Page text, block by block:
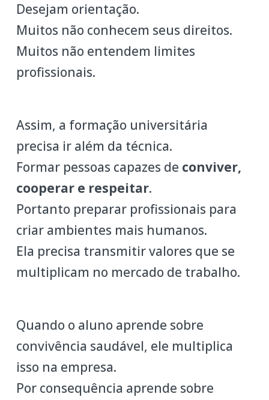
Desejam orientação.
Muitos não conhecem seus direitos.
Muitos não entendem limites
profissionais.
Assim, a formação universitária
precisa ir além da técnica.
Formar pessoas capazes de conviver,
cooperar e respeitar.
Portanto preparar profissionais para
criar ambientes mais humanos.
Ela precisa transmitir valores que se
multiplicam no mercado de trabalho.
Quando o aluno aprende sobre
convivência saudável, ele multiplica
isso na empresa.
Por consequência aprende sobre